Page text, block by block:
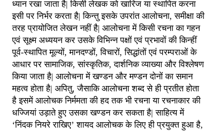
ध्यान रखा जाता है| किसी लेखक को खारिज या स्थापित करना
इसी पर निर्भर करता है| किन्तु इसके उपरांत आलोचना, समीक्षा की
तरह प्रायोजित लेखन नहीं है| आलोचना में किसी रचना का गहन
एवं सूक्ष्म अध्ययन कर उसके विभिन्न पक्षों एवं प्रभावों की किन्हीं
पूर्व-स्थापित मूल्यों, मानदण्डों, विचारों, सिद्धांतों एवं परम्पराओं के
आधार पर सामाजिक, सांस्कृतिक, दार्शनिक व्याख्या और विश्लेषण
किया जाता है| आलोचना में खण्डन और मण्डन दोनों का समान
महत्व होता है| अपितु, जैसाकि आलोचना शब्द से ही प्रतीत होता
है इसमें आलोचक निर्ममता की हद तक भी रचना या रचनाकार की
धज्जियां उड़ाते हुए उसका खण्डन कर सकता है| साहित्य में
‘निंदक नियरे राखिए’ शायद आलोचक के लिए ही प्रयुक्त हुआ है,